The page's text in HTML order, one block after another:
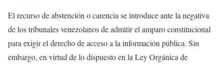
El recurso de abstención o carencia se introduce ante la negativa
de los tribunales venezolanos de admitir el amparo constitucional
para exigir el derecho de acceso a la información pública. Sin
embargo, en virtud de lo dispuesto en la Ley Orgánica de